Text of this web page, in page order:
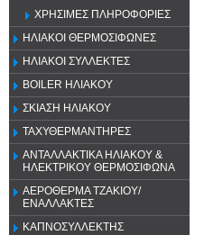
ΧΡΗΣΙΜΕΣ ΠΛΗΡΟΦΟΡΙΕΣ
ΗΛΙΑΚΟΙ ΘΕΡΜΟΣΙΦΩΝΕΣ
ΗΛΙΑΚΟΙ ΣΥΛΛΕΚΤΕΣ
BOILER ΗΛΙΑΚΟΥ
ΣΚΙΑΣΗ ΗΛΙΑΚΟΥ
ΤΑΧΥΘΕΡΜΑΝΤΗΡΕΣ
ΑΝΤΑΛΛΑΚΤΙΚΑ ΗΛΙΑΚΟΥ &
ΗΛΕΚΤΡΙΚΟΥ ΘΕΡΜΟΣΙΦΩΝΑ
ΑΕΡΟΘΕΡΜΑ ΤΖΑΚΙΟΥ/
ΕΝΑΛΛΑΚΤΕΣ
ΚΑΠΝΟΣΥΛΛΕΚΤΗΣ